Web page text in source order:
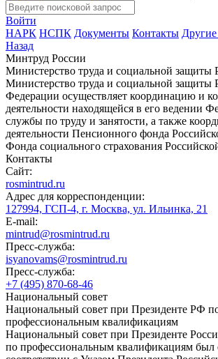
Войти
НАРК НСПК Документы Контакты
Назад
Минтруд России
Министерство труда и социальной защиты
Министерство труда и социальной защиты
Федерации осуществляет координацию и
деятельности находящейся в его ведении
службы по труду и занятости, а также
деятельности Пенсионного фонда
Фонда социального страхования
Контакты
Сайт:
rosmintrud.ru
Адрес для корреспонденции:
127994, ГСП-4, г. Москва, ул. Ильинка, 21
E-mail:
mintrud@rosmintrud.ru
Пресс-служба:
isyanovams@rosmintrud.ru
Пресс-служба:
+7 (495) 870-68-46
Национальный совет
Национальный совет при Президенте РФ
профессиональным квалификациям
Национальный совет при Президенте
по профессиональным квалификациям был